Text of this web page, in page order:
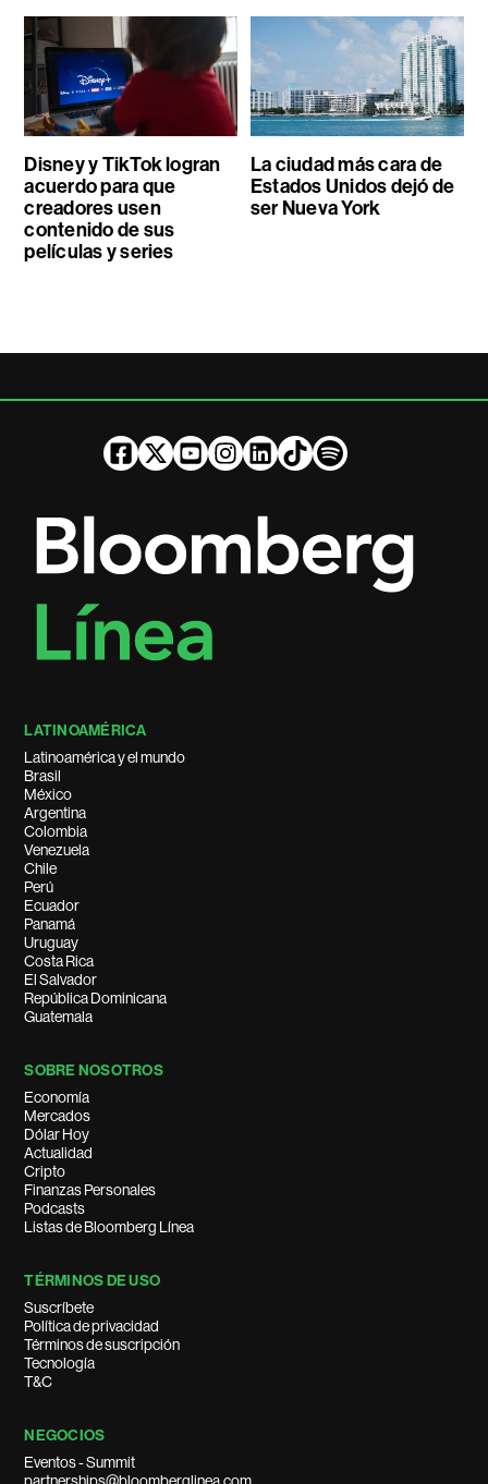
Disney y TikTok logran
acuerdo para que
creadores usen
contenido de sus
películas y series
La ciudad más cara de
Estados Unidos dejó de
ser Nueva York
LATINOAMÉRICA
Latinoamérica y el mundo
Brasil
México
Argentina
Colombia
Venezuela
Chile
Perú
Ecuador
Panamá
Uruguay
Costa Rica
El Salvador
República Dominicana
Guatemala
SOBRE NOSOTROS
Economía
Mercados
Dólar Hoy
Actualidad
Cripto
Finanzas Personales
Podcasts
Listas de Bloomberg Línea
TÉRMINOS DE USO
Suscríbete
Política de privacidad
Términos de suscripción
Tecnología
T&C
NEGOCIOS
Eventos - Summit